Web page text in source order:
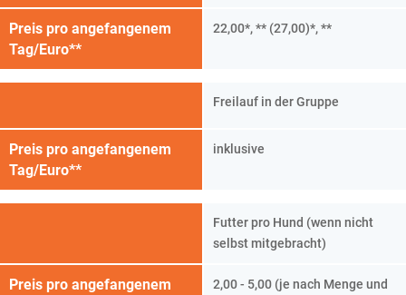
Preis pro angefangenem
Tag/Euro**
22,00*, ** (27,00)*, **
Preis pro angefangenem
Tag/Euro**
Freilauf in der Gruppe
inklusive
Preis pro angefangenem
Futter pro Hund (wenn nicht
selbst mitgebracht)
2,00 - 5,00 (je nach Menge und